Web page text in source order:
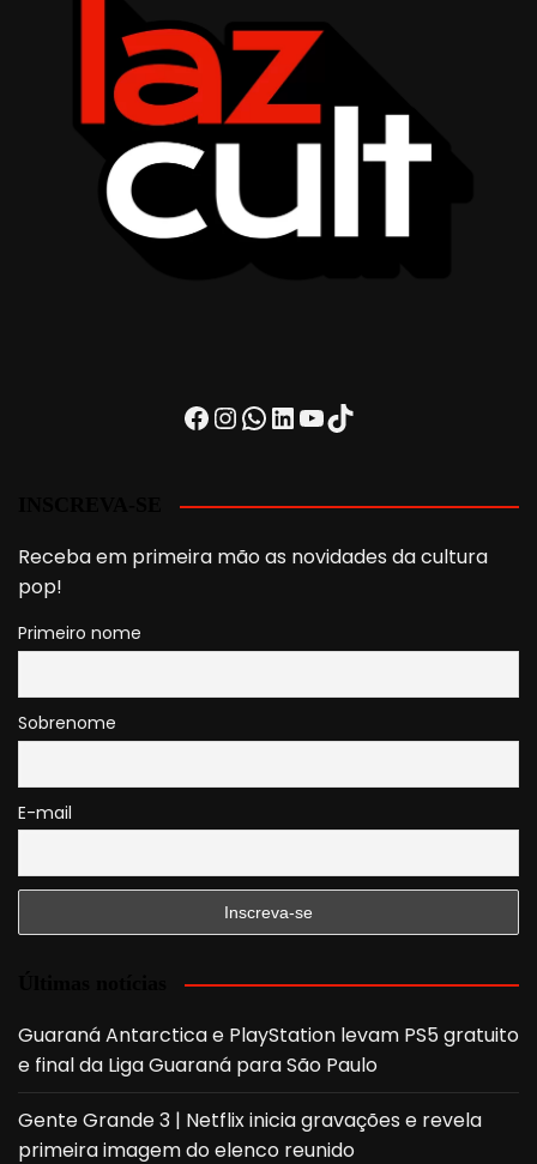
Facebook
Instagram
WhatsApp
LinkedIn
Youtube
TikTok
Receba em primeira mão as novidades da cultura
pop!
Primeiro nome
Sobrenome
E-mail
Guaraná Antarctica e PlayStation levam PS5 gratuito
e final da Liga Guaraná para São Paulo
Gente Grande 3 | Netflix inicia gravações e revela
primeira imagem do elenco reunido